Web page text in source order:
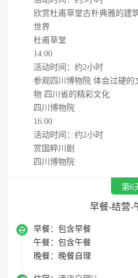
欣赏杜甫草堂古朴典雅的建
世界
杜甫草堂
14:00
活动时间：约2小时
参观四川博物院 体会过硬
物 四川省的精彩文化
四川博物院
16:00
活动时间：约2小时
赏国粹川剧
四川博物院
第6
早餐-结营-
 早餐： 包含早餐
午餐： 包含午餐
晚餐：
晚餐自理